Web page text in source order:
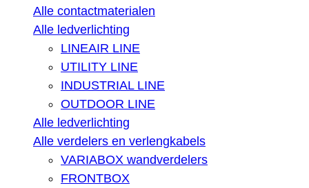
Alle contactmaterialen
Alle ledverlichting
LINEAIR LINE
UTILITY LINE
INDUSTRIAL LINE
OUTDOOR LINE
Alle ledverlichting
Alle verdelers en verlengkabels
VARIABOX wandverdelers
FRONTBOX